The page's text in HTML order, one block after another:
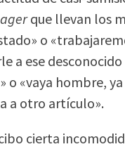
que llevan los
o
a ese
o «vaya hombre,
a otro artículo».
cierta